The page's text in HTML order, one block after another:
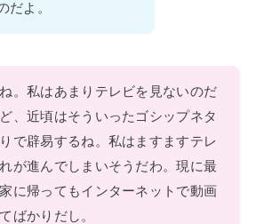
だよ。
。私はあまりテレビを見ないのだ
、近頃はそういったゴシップネタ
で辟易するね。私はますますテレ
が進んでしまいそうだわ。現に最
に帰ってもインターネットで動画
ばかりだし。